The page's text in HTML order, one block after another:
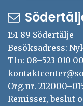
151 89 Södertälje
Besöksadress:
Tfn: 08–523 010 00
Org.nr.
Remisser, beslut